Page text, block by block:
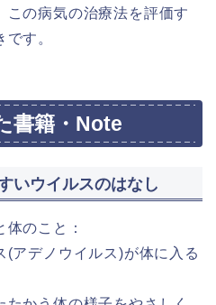
この病気の治療法を評価す
す。
書籍・Note
いウイルスのはなし
のこと：
(アデノウイルス)が体に入る